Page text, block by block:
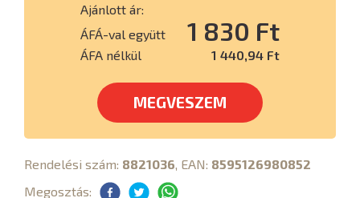
Ajánlott ár:
ÁFÁ-val együtt
1 830 Ft
ÁFA nélkül 1 440,94 Ft
MEGVESZEM
Rendelési szám: 8821036 , EAN: 8595126980852
Megosztás: